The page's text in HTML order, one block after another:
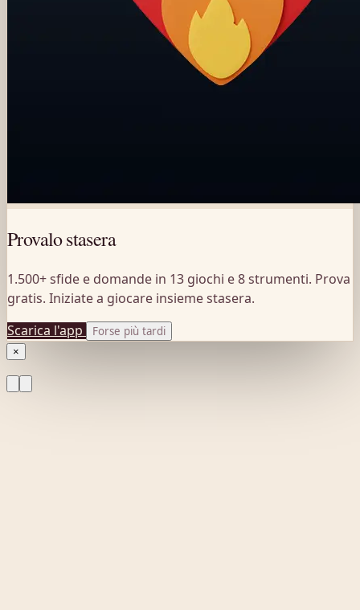
Provalo stasera
1.500+ sfide e domande in 13 giochi e 8 strumenti. Prova
gratis. Iniziate a giocare insieme stasera.
Scarica l'app
Forse più tardi
×